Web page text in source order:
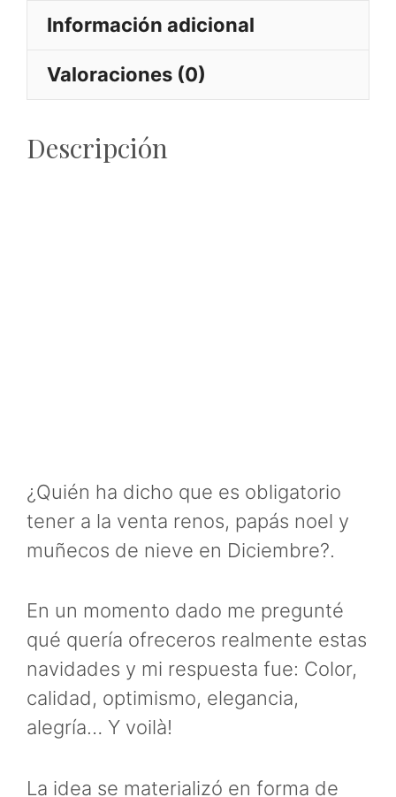
Información adicional
Valoraciones (0)
Descripción
¿Quién ha dicho que es obligatorio
tener a la venta renos, papás noel y
muñecos de nieve en Diciembre?.
En un momento dado me pregunté
qué quería ofreceros realmente estas
navidades y mi respuesta fue: Color,
calidad, optimismo, elegancia,
alegría… Y voilà!
La idea se materializó en forma de